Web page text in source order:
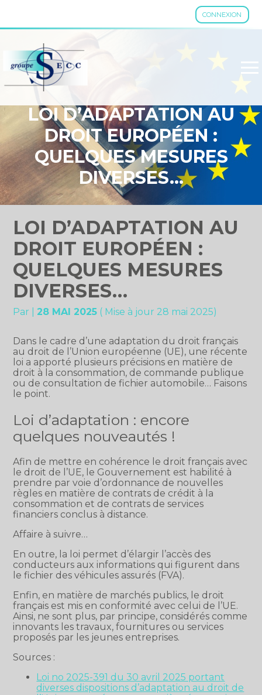
CONNEXION
Aller
LOI D’ADAPTATION AU
DROIT EUROPÉEN :
QUELQUES MESURES
DIVERSES…
LOI D’ADAPTATION AU
DROIT EUROPÉEN :
QUELQUES MESURES
DIVERSES…
Par 28 MAI 2025 ( Mise à jour 28 mai 2025)
Dans le cadre d’une adaptation du droit français
au droit de l’Union européenne (UE), une récente
loi a apporté plusieurs précisions en matière de
droit à la consommation, de commande publique
ou de consultation de fichier automobile… Faisons
le point.
Loi d’adaptation : encore
quelques nouveautés !
Afin de mettre en cohérence le droit français avec
le droit de l’UE, le Gouvernement est habilité à
prendre par voie d’ordonnance de nouvelles
règles en matière de contrats de crédit à la
consommation et de contrats de services
financiers conclus à distance.
Affaire à suivre…
En outre, la loi permet d’élargir l’accès des
conducteurs aux informations qui figurent dans
le fichier des véhicules assurés (FVA).
Enfin, en matière de marchés publics, le droit
français est mis en conformité avec celui de l’UE.
Ainsi, ne sont plus, par principe, considérés comme
innovants les travaux, fournitures ou services
proposés par les jeunes entreprises.
Sources :
Loi no 2025-391 du 30 avril 2025 portant
diverses dispositions d’adaptation au droit de